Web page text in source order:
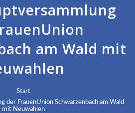
am Wald mit
Start
der FrauenUnion Schwarzenbach am Wald
mit Neuwahlen